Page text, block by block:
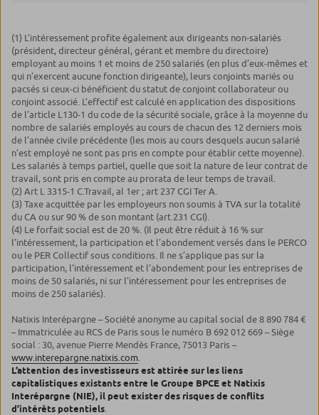
(1) L’intéressement profite également aux dirigeants non-salariés
(président, directeur général, gérant et membre du directoire)
employant au moins 1 et moins de 250 salariés (en plus d’eux-mêmes et
qui n’exercent aucune fonction dirigeante), leurs conjoints mariés ou
pacsés si ceux-ci bénéficient du statut de conjoint collaborateur ou
conjoint associé. L’effectif est calculé en application des dispositions
de l’article L130-1 du code de la sécurité sociale, grâce à la moyenne du
nombre de salariés employés au cours de chacun des 12 derniers mois
de l’année civile précédente (les mois au cours desquels aucun salarié
n’est employé ne sont pas pris en compte pour établir cette moyenne).
Les salariés à temps partiel, quelle que soit la nature de leur contrat de
travail, sont pris en compte au prorata de leur temps de travail.
(2) Art L 3315-1 C.Travail, al 1er ; art 237 CGI Ter A.
(3) Taxe acquittée par les employeurs non soumis à TVA sur la totalité
du CA ou sur 90 % de son montant (art.231 CGI).
(4) Le forfait social est de 20 %. (Il peut être réduit à 16 % sur
l’intéressement, la participation et l’abondement versés dans le PERCO
ou le PER Collectif sous conditions. Il ne s’applique pas sur la
participation, l’intéressement et l’abondement pour les entreprises de
moins de 50 salariés, ni sur l’intéressement pour les entreprises de
moins de 250 salariés).
Natixis Interépargne – Société anonyme au capital social de 8 890 784 €
– Immatriculée au RCS de Paris sous le numéro B 692 012 669 – Siège
social : 30, avenue Pierre Mendès France, 75013 Paris –
www.interepargne.natixis.com
L’attention des investisseurs est attirée sur les liens
capitalistiques existants entre le Groupe BPCE et Natixis
Interépargne (NIE), il peut exister des risques de conflits
d’intérêts potentiels